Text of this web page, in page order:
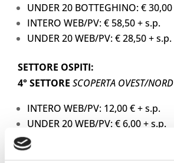
UNDER 20 BOTTEGHINO: € 30,00
INTERO WEB/PV: € 58,50 + s.p.
UNDER 20 WEB/PV: € 28,50 + s.p.
SETTORE OSPITI:
4° SETTORE SCOPERTA OVEST/NORD
INTERO WEB/PV: 12,00 € + s.p.
UNDER 20 WEB/PV: € 6,00 + s.p.